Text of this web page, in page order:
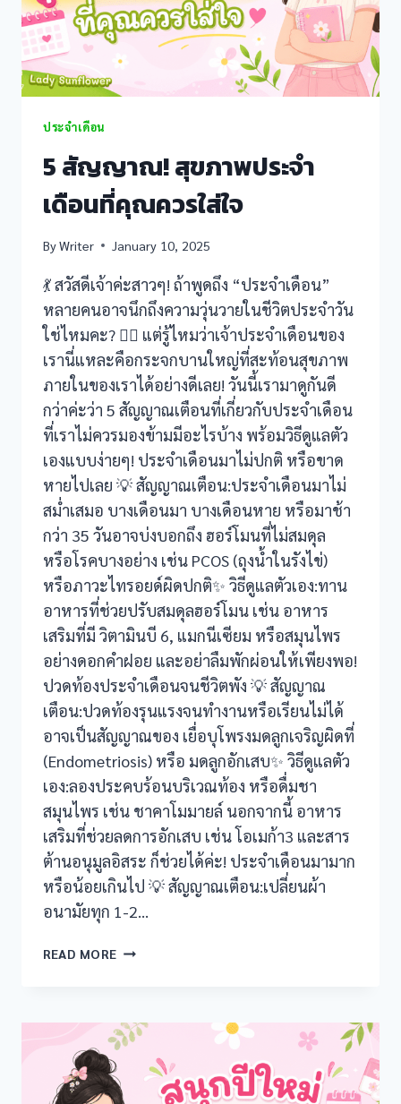
ประจำเดือน
5 สัญญาณ! สุขภาพประจำ
เดือนที่คุณควรใส่ใจ
ByWriter January 10, 2025
💃 สวัสดีเจ้าค่ะสาวๆ! ถ้าพูดถึง “ประจำเดือน”
หลายคนอาจนึกถึงความวุ่นวายในชีวิตประจำวัน
ใช่ไหมคะ? 🤦‍♀️ แต่รู้ไหมว่าเจ้าประจำเดือนของ
เรานี่แหละคือกระจกบานใหญ่ที่สะท้อนสุขภาพ
ภายในของเราได้อย่างดีเลย! วันนี้เรามาดูกันดี
กว่าค่ะว่า 5 สัญญาณเตือนที่เกี่ยวกับประจำเดือน
ที่เราไม่ควรมองข้ามมีอะไรบ้าง พร้อมวิธีดูแลตัว
เองแบบง่ายๆ! ประจำเดือนมาไม่ปกติ หรือขาด
หายไปเลย 💡 สัญญาณเตือน:ประจำเดือนมาไม่
สม่ำเสมอ บางเดือนมา บางเดือนหาย หรือมาช้า
กว่า 35 วันอาจบ่งบอกถึง ฮอร์โมนที่ไม่สมดุล
หรือโรคบางอย่าง เช่น PCOS (ถุงน้ำในรังไข่)
หรือภาวะไทรอยด์ผิดปกติ✨ วิธีดูแลตัวเอง:ทาน
อาหารที่ช่วยปรับสมดุลฮอร์โมน เช่น อาหาร
เสริมที่มี วิตามินบี 6, แมกนีเซียม หรือสมุนไพร
อย่างดอกคำฝอย และอย่าลืมพักผ่อนให้เพียงพอ!
ปวดท้องประจำเดือนจนชีวิตพัง 💡 สัญญาณ
เตือน:ปวดท้องรุนแรงจนทำงานหรือเรียนไม่ได้
อาจเป็นสัญญาณของ เยื่อบุโพรงมดลูกเจริญผิดที่
(Endometriosis) หรือ มดลูกอักเสบ✨ วิธีดูแลตัว
เอง:ลองประคบร้อนบริเวณท้อง หรือดื่มชา
สมุนไพร เช่น ชาคาโมมายล์ นอกจากนี้ อาหาร
เสริมที่ช่วยลดการอักเสบ เช่น โอเมก้า3 และสาร
ต้านอนุมูลอิสระ ก็ช่วยได้ค่ะ! ประจำเดือนมามาก
หรือน้อยเกินไป 💡 สัญญาณเตือน:เปลี่ยนผ้า
อนามัยทุก 1-2…
READ MORE5
เดือน
ที่
คุณ
ควร